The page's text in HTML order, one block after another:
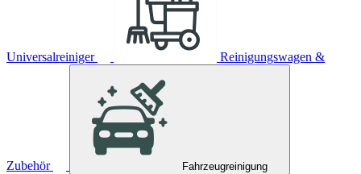
Universalreiniger Reinigungswagen &
Zubehör Fahrzeugreinigung